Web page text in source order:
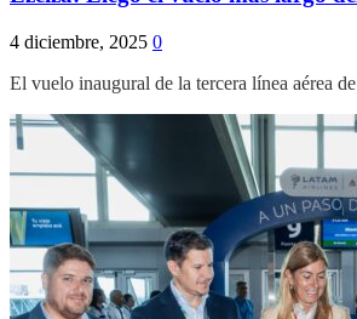
4 diciembre, 2025 0
El vuelo inaugural de la tercera línea aérea